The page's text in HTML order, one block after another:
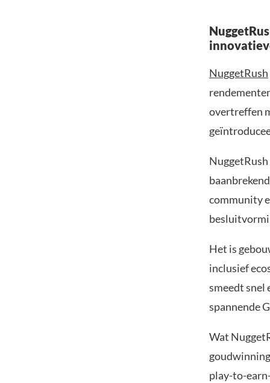
NuggetRush
overtreffen
community
Het is
inclusief
smeedt snel
spannende
Wat
play-to-